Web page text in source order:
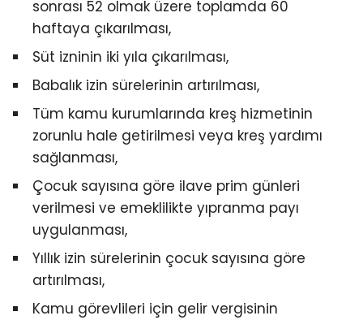
sonrası 52 olmak üzere toplamda 60
haftaya çıkarılması,
Süt izninin iki yıla çıkarılması,
Babalık izin sürelerinin artırılması,
Tüm kamu kurumlarında kreş hizmetinin
zorunlu hale getirilmesi veya kreş yardımı
sağlanması,
Çocuk sayısına göre ilave prim günleri
verilmesi ve emeklilikte yıpranma payı
uygulanması,
Yıllık izin sürelerinin çocuk sayısına göre
artırılması,
Kamu görevlileri için gelir vergisinin